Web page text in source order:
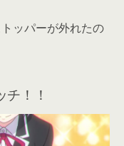
ッパーが外れたの
！！